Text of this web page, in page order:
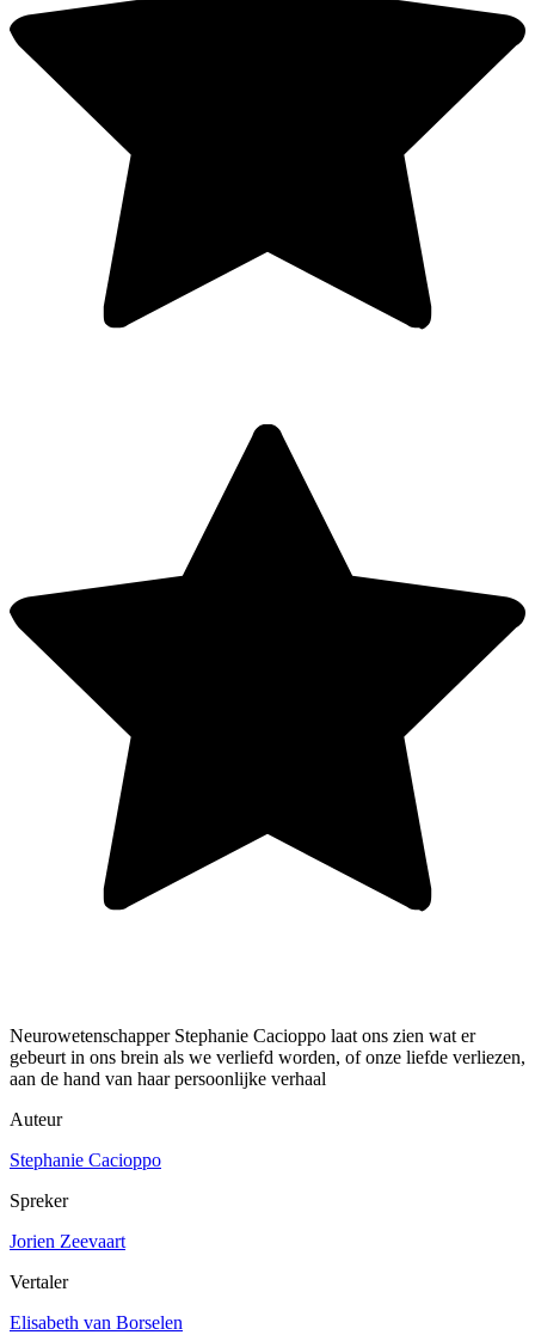
Neurowetenschapper Stephanie Cacioppo laat ons zien wat er
gebeurt in ons brein als we verliefd worden, of onze liefde verliezen,
aan de hand van haar persoonlijke verhaal
Auteur
Stephanie Cacioppo
Spreker
Jorien Zeevaart
Vertaler
Elisabeth van Borselen